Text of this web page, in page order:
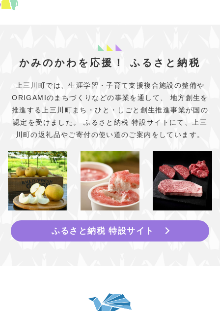
かみのかわを応援！ ふるさと納税
上三川町では、生涯学習・子育て支援複合施設の整備や
ORIGAMIのまちづくりなどの事業を通して、
地方創生を
推進する上三川町まち・ひと・しごと創生推進事業が国の
認定を受けました。
ふるさと納税 特設サイトにて、上三
川町の返礼品やご寄付の使い道のご案内をしています。
ふるさと納税 特設サイト